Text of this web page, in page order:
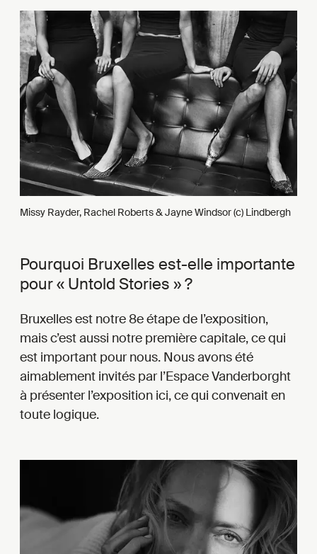
Missy Rayder, Rachel Roberts & Jayne Windsor (c) Lindbergh
Pourquoi Bruxelles est-elle importante
pour « Untold Stories » ?
Bruxelles est notre 8e étape de l’exposition,
mais c’est aussi notre première capitale, ce qui
est important pour nous. Nous avons été
aimablement invités par l’Espace Vanderborght
à présenter l’exposition ici, ce qui convenait en
toute logique.